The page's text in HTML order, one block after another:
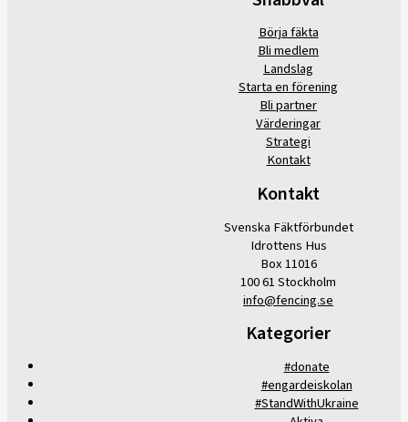
Börja fäkta
Bli medlem
Landslag
Starta en förening
Bli partner
Värderingar
Strategi
Kontakt
Kontakt
Svenska Fäktförbundet
Idrottens Hus
Box 11016
100 61 Stockholm
info@fencing.se
Kategorier
#donate
#engardeiskolan
#StandWithUkraine